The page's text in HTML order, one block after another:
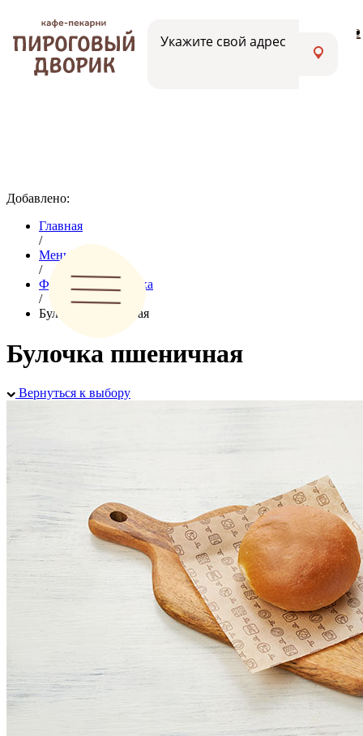
Меню Адреса кафе
Укажите свой адрес
Добавлено:
Главная
/
Меню
/
Фирменная выпечка
/
Булочка пшеничная
Булочка пшеничная
Вернуться к выбору